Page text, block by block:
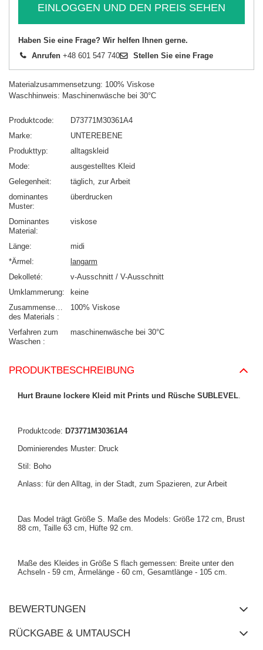
EINLOGGEN UND DEN PREIS SEHEN
Haben Sie eine Frage? Wir helfen Ihnen gerne.
Anrufen +48 601 547 740 Stellen Sie eine Frage
Materialzusammensetzung: 100% Viskose
Waschhinweis: Maschinenwäsche bei 30°C
Produktcode
D73771M30361A4
Marke
UNTEREBENE
Produkttyp
alltagskleid
Mode
ausgestelltes Kleid
Gelegenheit
täglich zur Arbeit
dominantes
Muster
überdrucken
Dominantes
Material
viskose
Länge
midi
*Ärmel
langarm
Dekolleté
v-Ausschnitt / V-Ausschnitt
Umklammerung
keine
Zusammensetzung
des Materials
100% Viskose
Verfahren zum
Waschen
maschinenwäsche bei 30°C
PRODUKTBESCHREIBUNG
Hurt Braune lockere Kleid mit Prints und Rüsche SUBLEVEL.
Produktcode: D73771M30361A4
Dominierendes Muster: Druck
Stil: Boho
Anlass: für den Alltag, in der Stadt, zum Spazieren, zur Arbeit
Das Model trägt Größe S. Maße des Models: Größe 172 cm, Brust
88 cm, Taille 63 cm, Hüfte 92 cm.
Maße des Kleides in Größe S flach gemessen: Breite unter den
Achseln - 59 cm, Ärmelänge - 60 cm, Gesamtlänge - 105 cm.
BEWERTUNGEN
RÜCKGABE & UMTAUSCH